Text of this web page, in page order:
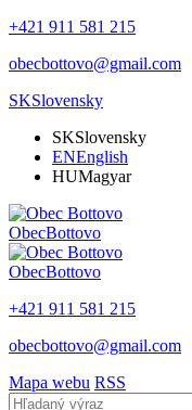
+421 911 581 215
obecbottovo@gmail.com
SKSlovensky
SKSlovensky
ENEnglish
HUMagyar
ObecBottovo
ObecBottovo
+421 911 581 215
obecbottovo@gmail.com
Mapa webu RSS